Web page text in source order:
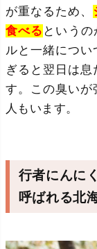
が重なるため、
食べる という
ルと一緒につ
ぎると翌日は
す。この臭いが
人もいます。
行者にんに
呼ばれる北